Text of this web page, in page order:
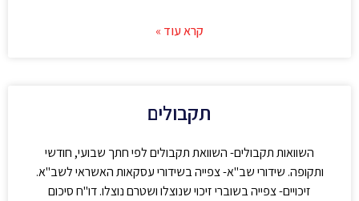
קרא עוד »
תקבולים
השוואות תקבולים- השוואת תקבולים לפי חתך שבועי, חודשי
ותקופה. שידורי שב"א- צפייה בשידורי עסקאות האשראי לשב"א.
זיכויים- צפייה בשוברי זיכוי שנוצלו ושטרם נוצלו. דו"ח סיכום